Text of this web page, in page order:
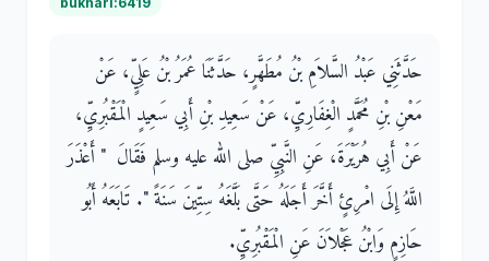
حَدَّثَنِي عَبْدُ السَّلاَمِ بْنُ مُطَهَّرٍ، حَدَّثَنَا عُمَرُ بْنُ عَلِيٍّ، عَنْ
مَعْنِ بْنِ مُحَمَّدٍ الْغِفَارِيِّ، عَنْ سَعِيدِ بْنِ أَبِي سَعِيدٍ الْمَقْبُرِيِّ،
عَنْ أَبِي هُرَيْرَةَ، عَنِ النَّبِيِّ صلى الله عليه وسلم فَقَالَ ‏ "‏ أَعْذَرَ
اللَّهُ إِلَى امْرِئٍ أَخَّرَ أَجَلَهُ حَتَّى بَلَّغَهُ سِتِّينَ سَنَةً ‏"‏‏.‏ تَابَعَهُ أَبُو
حَازِمٍ وَابْنُ عَجْلاَنَ عَنِ الْمَقْبُرِيِّ‏.‏